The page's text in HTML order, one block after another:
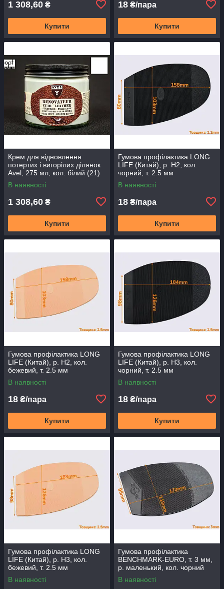
1 308,60 ₴
Купити
18 ₴/пара
Купити
Крем для відновлення
потертих і вигорілих ділянок
Avel, 275 мл, кол. білий (21)
(4052)
В наявності
1 308,60 ₴
Купити
Гумова профілактика LONG
LIFE (Китай), р. H2, кол.
чорний, т. 2.5 мм
В наявності
18 ₴/пара
Купити
Гумова профілактика LONG
LIFE (Китай), р. H2, кол.
бежевий, т. 2.5 мм
В наявності
18 ₴/пара
Купити
Гумова профілактика LONG
LIFE (Китай), р. H3, кол.
чорний, т. 2.5 мм
В наявності
18 ₴/пара
Купити
Гумова профілактика LONG
LIFE (Китай), р. H3, кол.
бежевий, т. 2.5 мм
В наявності
Гумова профілактика
BENCHMARK-EURO, т. 3 мм,
р. маленький, кол. чорний
В наявності